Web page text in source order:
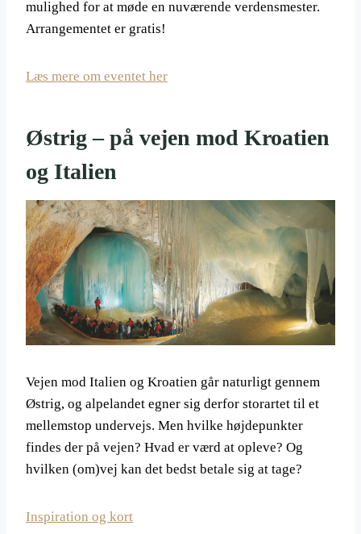
mulighed for at møde en nuværende verdensmester.
Arrangementet er gratis!
Læs mere om eventet her
Østrig – på vejen mod Kroatien
og Italien
Vejen mod Italien og Kroatien går naturligt gennem
Østrig, og alpelandet egner sig derfor storartet til et
mellemstop undervejs. Men hvilke højdepunkter
findes der på vejen? Hvad er værd at opleve? Og
hvilken (om)vej kan det bedst betale sig at tage?
Inspiration og kort